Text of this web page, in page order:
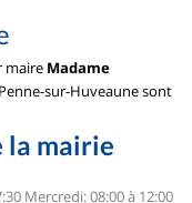
maire Madame
sur-Huveaune sont
la mairie
Mercredi: 08:00 à 12:00